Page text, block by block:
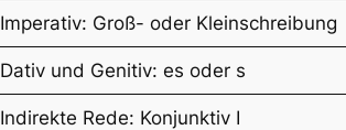
Imperativ: Groß- oder Kleinschreibung
Dativ und Genitiv: es oder s
Indirekte Rede: Konjunktiv I